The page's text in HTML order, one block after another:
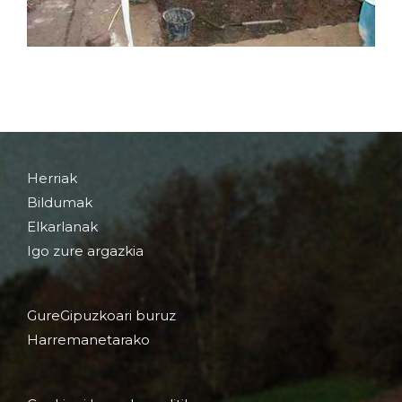
Herriak
Bildumak
Elkarlanak
Igo zure argazkia
GureGipuzkoari buruz
Harremanetarako